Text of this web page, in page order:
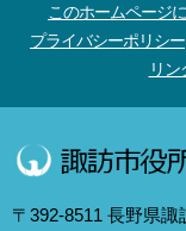
このホームページ
プライバシーポリシー
リン
〒392-8511 長野県